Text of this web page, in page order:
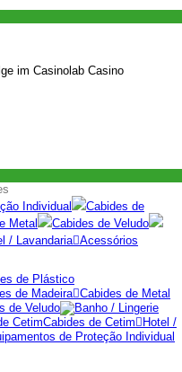
im Casinolab Casino
Individual
Cabides de
Metal
Cabides de Veludo
/ Lavandaria Acessórios
de Plástico
de Madeira Cabides de Metal
de Veludo
Cabides de Cetim
Hotel /
de Proteção Individual